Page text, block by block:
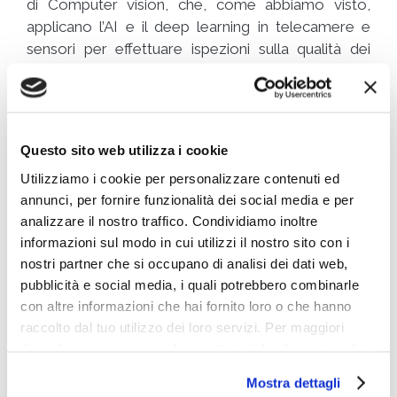
Questo sito web utilizza i cookie
Utilizziamo i cookie per personalizzare contenuti ed
annunci, per fornire funzionalità dei social media e per
analizzare il nostro traffico. Condividiamo inoltre
informazioni sul modo in cui utilizzi il nostro sito con i
nostri partner che si occupano di analisi dei dati web,
pubblicità e social media, i quali potrebbero combinarle
con altre informazioni che hai fornito loro o che hanno
raccolto dal tuo utilizzo dei loro servizi. Per maggiori
Mostra dettagli
di Computer vision, che, come abbiamo visto,
applicano l’AI e il deep learning in telecamere e
sensori per effettuare ispezioni sulla qualità dei
predittiva.
Computer vision è
nell’abbinamento col digital twin. Un gemello
digitale è una replica virtuale di risorse fisiche,
potenziali ed effettive, equivalenti a oggetti,
processi, persone, luoghi, infrastrutture, sistemi e
dispositivi. Il digital twin può servire, per esempio,
nella progettazione e prototipazione: permette di
svolgere i test in modo più accurato e veloce,
verificando il prodotto prima che vada in
mentre la Computer vision sorveglia il processo